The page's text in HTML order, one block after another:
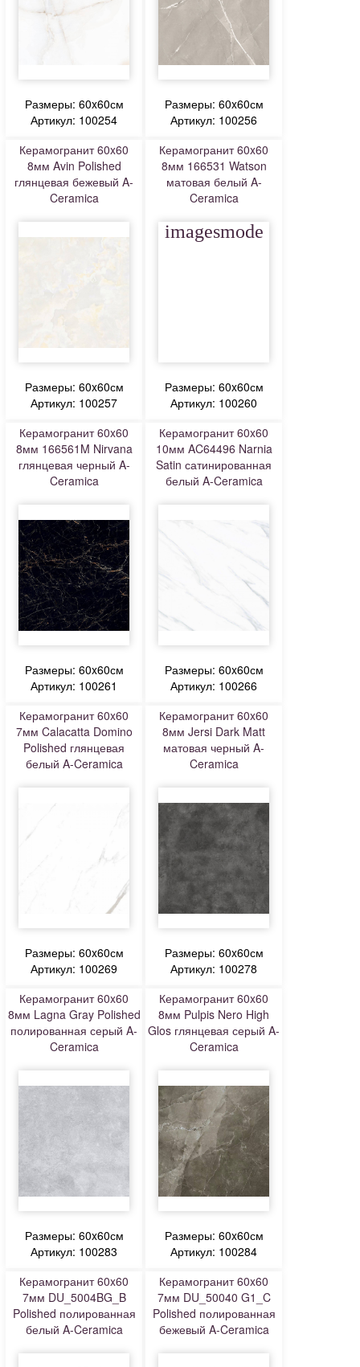
Размеры: 60x60см
Артикул: 100254
Размеры: 60x60см
Артикул: 100256
Керамогранит 60x60
8мм Avin Polished
глянцевая бежевый A-
Ceramica
Размеры: 60x60см
Артикул: 100257
Керамогранит 60x60
8мм 166531 Watson
матовая белый A-
Ceramica
imagesmode
Размеры: 60x60см
Артикул: 100260
Керамогранит 60x60
8мм 166561M Nirvana
глянцевая черный A-
Ceramica
Размеры: 60x60см
Артикул: 100261
Керамогранит 60x60
10мм AC64496 Narnia
Satin сатинированная
белый A-Ceramica
Размеры: 60x60см
Артикул: 100266
Керамогранит 60x60
7мм Calacatta Domino
Polished глянцевая
белый A-Ceramica
Размеры: 60x60см
Артикул: 100269
Керамогранит 60x60
8мм Jersi Dark Matt
матовая черный A-
Ceramica
Размеры: 60x60см
Артикул: 100278
Керамогранит 60x60
8мм Lagna Gray Polished
полированная серый A-
Ceramica
Размеры: 60x60см
Артикул: 100283
Керамогранит 60x60
8мм Pulpis Nero High
Glos глянцевая серый A-
Ceramica
Размеры: 60x60см
Артикул: 100284
Керамогранит 60x60
7мм DU_5004BG_B
Polished полированная
белый A-Ceramica
Керамогранит 60x60
7мм DU_50040 G1_C
Polished полированная
бежевый A-Ceramica